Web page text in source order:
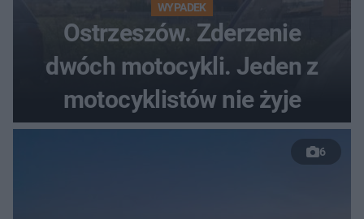
WYPADEK
Ostrzeszów. Zderzenie
dwóch motocykli. Jeden z
motocyklistów nie żyje
6